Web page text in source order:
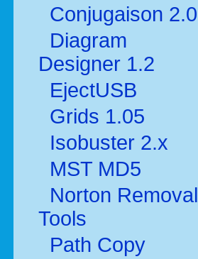
Conjugaison 2.0
Diagram
Designer 1.2
EjectUSB
Grids 1.05
Isobuster 2.x
MST MD5
Norton Removal
Tools
Path Copy